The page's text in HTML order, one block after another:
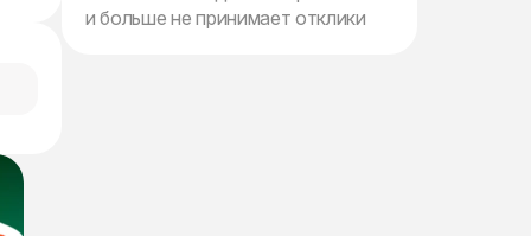
и больше не принимает отклики